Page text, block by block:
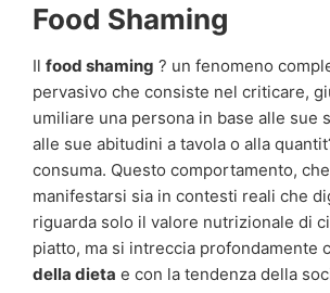
Food Shaming
Il food shaming ? un fenomeno
pervasivo che consiste nel criticare,
umiliare una persona in base alle sue
alle sue abitudini a tavola o alla
consuma. Questo comportamento,
manifestarsi sia in contesti reali che
riguarda solo il valore nutrizionale di
piatto, ma si intreccia profondamente
della dieta e con la tendenza della